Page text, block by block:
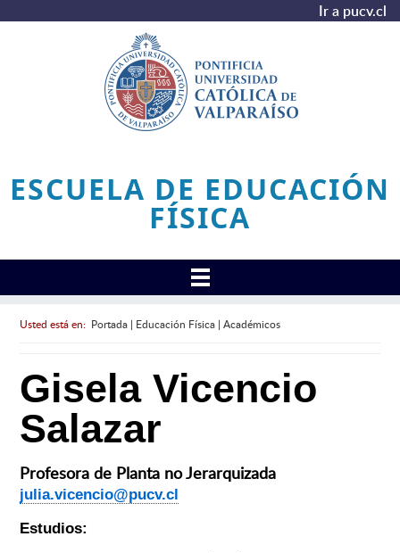
Ir a pucv.cl
ESCUELA DE EDUCACIÓN
FÍSICA
Usted está en: Portada| Educación Física| Académicos
Gisela Vicencio
Salazar
Profesora de Planta no Jerarquizada
julia.vicencio@pucv.cl
Estudios: